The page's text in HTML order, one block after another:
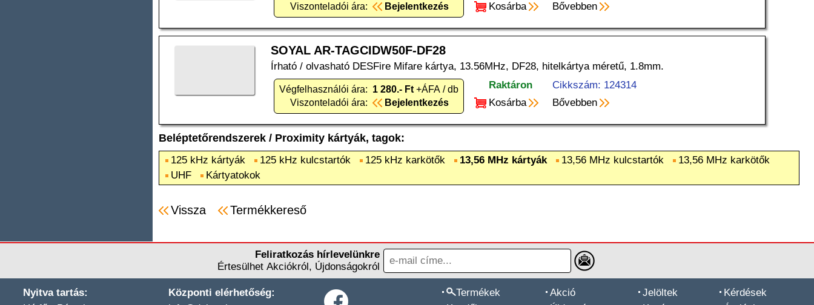
Viszonteladói ára:
Bejelentkezés
Kosárba
Bővebben
SOYAL AR-TAGCIDW50F-DF28
Írható / olvasható DESFire Mifare kártya, 13.56MHz, DF28, hitelkártya méretű, 1.8mm.
Végfelhasználói ára: 1 280.- Ft +ÁFA / db
Viszonteladói ára:
Bejelentkezés
Raktáron
Cikkszám: 124314
Kosárba
Bővebben
Beléptetőrendszerek / Proximity kártyák, tagok:
125 kHz kártyák 125 kHz kulcstartók 125 kHz karkötők 13,56 MHz kártyák 13,56 MHz kulcstartók
13,56 MHz karkötők
UHF
Kártyatokok
Vissza Termékkereső
Feliratkozás hírlevelünkre
Értesülhet Akciókról, Újdonságokról
Nyitva tartás:
Központi elérhetőség:
Termékek
Akció
Jelöltek
Kérdések